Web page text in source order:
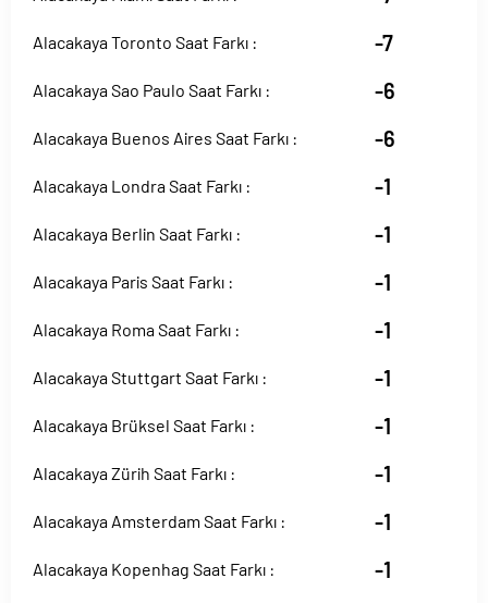
Alacakaya Toronto Saat Farkı : -7
Alacakaya Sao Paulo Saat Farkı : -6
Alacakaya Buenos Aires Saat Farkı : -6
Alacakaya Londra Saat Farkı : -1
Alacakaya Berlin Saat Farkı : -1
Alacakaya Paris Saat Farkı : -1
Alacakaya Roma Saat Farkı : -1
Alacakaya Stuttgart Saat Farkı : -1
Alacakaya Brüksel Saat Farkı : -1
Alacakaya Zürih Saat Farkı : -1
Alacakaya Amsterdam Saat Farkı : -1
Alacakaya Kopenhag Saat Farkı : -1